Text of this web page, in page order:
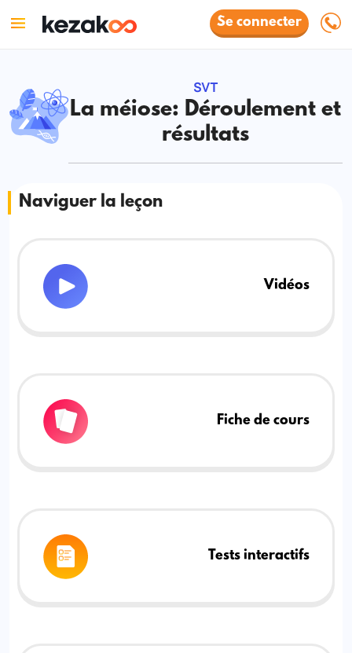
Se connecter
SVT
La méiose: Déroulement et
résultats
Naviguer la leçon
Vidéos
Fiche de cours
Tests interactifs